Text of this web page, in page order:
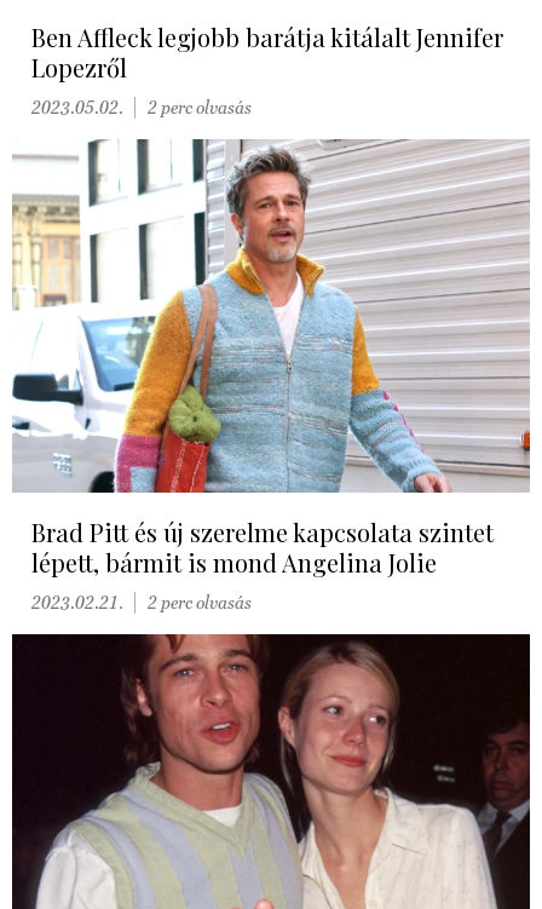
Ben Affleck legjobb barátja kitálalt Jennifer
Lopezről
2023.05.02. 2 perc olvasás
Brad Pitt és új szerelme kapcsolata szintet
lépett, bármit is mond Angelina Jolie
2023.02.21. 2 perc olvasás